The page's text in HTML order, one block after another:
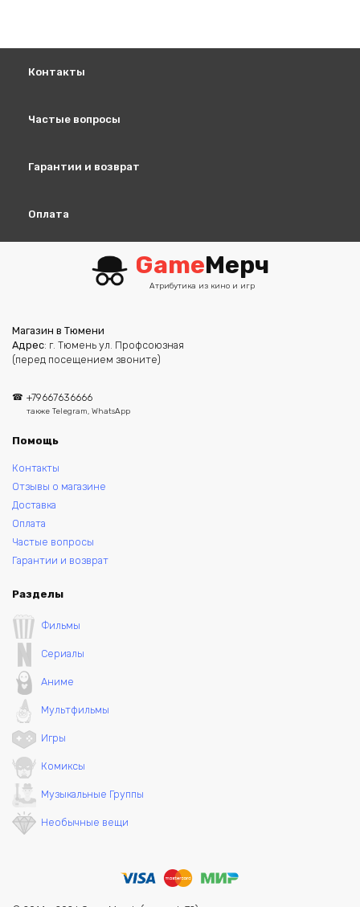
Контакты
Частые вопросы
Гарантии и возврат
Оплата
GameМерч
Атрибутика из кино и игр
Магазин в Тюмени
Адрес: г. Тюмень ул. Профсоюзная
(перед посещением звоните)
+79667636666
также Telegram, WhatsApp
Помощь
Контакты
Отзывы о магазине
Доставка
Оплата
Частые вопросы
Гарантии и возврат
Разделы
Фильмы
Сериалы
Аниме
Мультфильмы
Игры
Комиксы
Музыкальные Группы
Необычные вещи